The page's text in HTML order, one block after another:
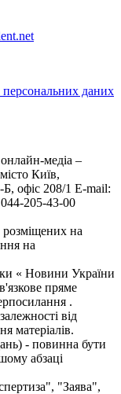
персональних даних
медіа –
Київ,
офіс 208/1 E-mail:
205-43-00
розміщених на
на
« Новини України
пряме
.
від
матеріалів.
- повинна бути
абзаці
"Заява",